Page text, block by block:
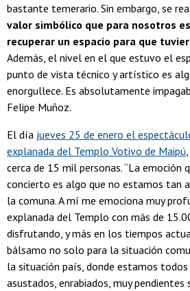
bastante temerario. Sin embargo, se
valor simbólico que para nosotros
recuperar un espacio para que
Además, el nivel en el que estuvo el
punto de vista técnico y artístico es
enorgullece. Es absolutamente
Felipe Muñoz.
El día jueves 25 de enero el
explanada del Templo Votivo de Maipú
cerca de 15 mil personas. “La emoción
concierto es algo que no estamos tan
la comuna. A mí me emociona muy
explanada del Templo con más de
disfrutando, y más en los tiempos
bálsamo no solo para la situación
la situación país, donde estamos
asustados, enrabiados, muy